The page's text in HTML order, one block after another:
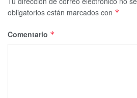
obligatorios están marcados con *
Comentario *